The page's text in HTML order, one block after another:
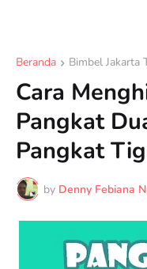
Beranda Bimbel Jakarta
Cara
Pangkat
Pangkat
by Denny Febiana